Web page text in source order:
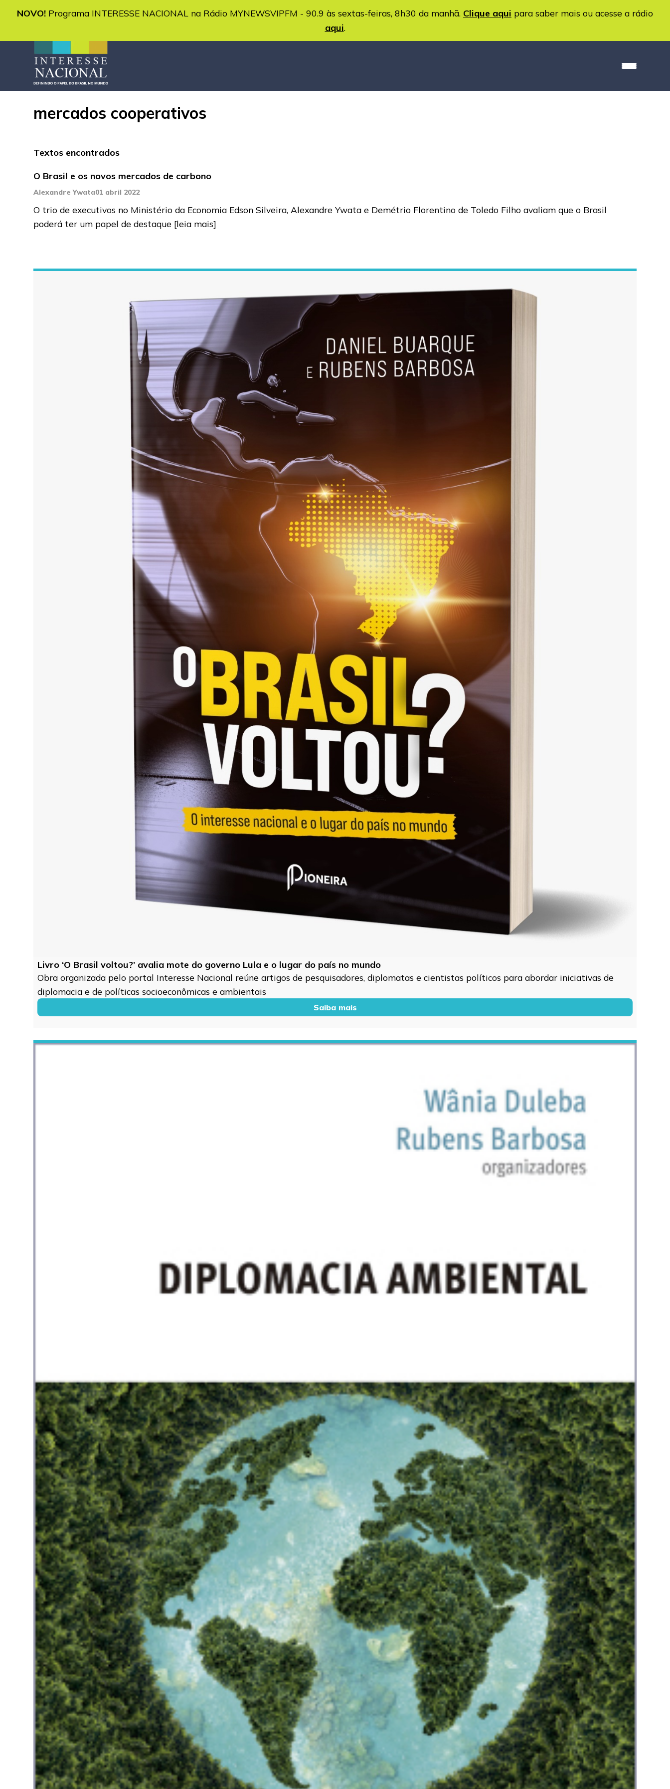
NOVO! Programa INTERESSE NACIONAL na Rádio MYNEWSVIPFM - 90.9 às sextas-feiras, 8h30 da manhã. Clique aqui para saber mais ou acesse a rádio
aqui.
mercados cooperativos
Textos encontrados
O Brasil e os novos mercados de carbono
Alexandre Ywata01 abril 2022
O trio de executivos no Ministério da Economia Edson Silveira, Alexandre Ywata e Demétrio Florentino de Toledo Filho avaliam que o Brasil
poderá ter um papel de destaque [leia mais]
Livro ‘O Brasil voltou?’ avalia mote do governo Lula e o lugar do país no mundo
Obra organizada pelo portal Interesse Nacional reúne artigos de pesquisadores, diplomatas e cientistas políticos para abordar iniciativas de
diplomacia e de políticas socioeconômicas e ambientais
Saiba mais